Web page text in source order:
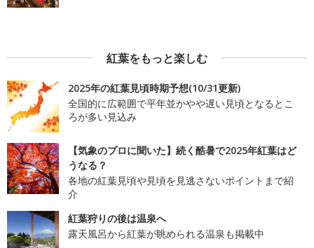
紅葉をもっと楽しむ
2025年の紅葉見頃時期予想(10/31更新)
全国的に広範囲で平年並かやや遅い見頃となるとこ
ろが多い見込み
【気象のプロに聞いた】続く酷暑で2025年紅葉はど
うなる？
各地の紅葉見頃や見頃を見逃さないポイントまで紹
介
紅葉狩りの後は温泉へ
露天風呂から紅葉が眺められる温泉も掲載中